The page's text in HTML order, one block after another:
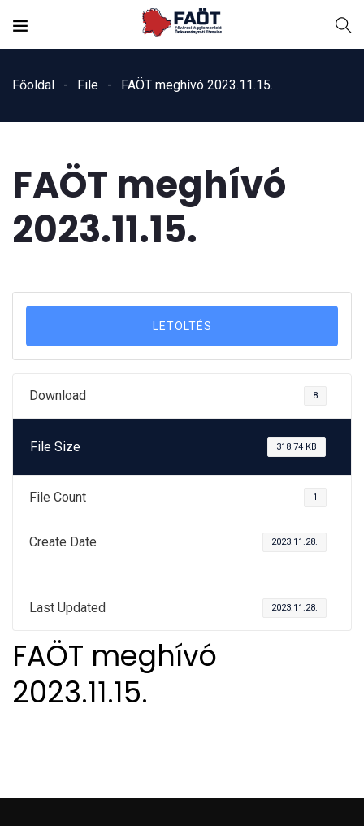
Főoldal File FAÖT meghívó 2023.11.15.
FAÖT meghívó
2023.11.15.
LETÖLTÉS
Download 8
File Size 318.74 KB
File Count 1
Create Date 2023.11.28.
Last Updated 2023.11.28.
FAÖT meghívó
2023.11.15.